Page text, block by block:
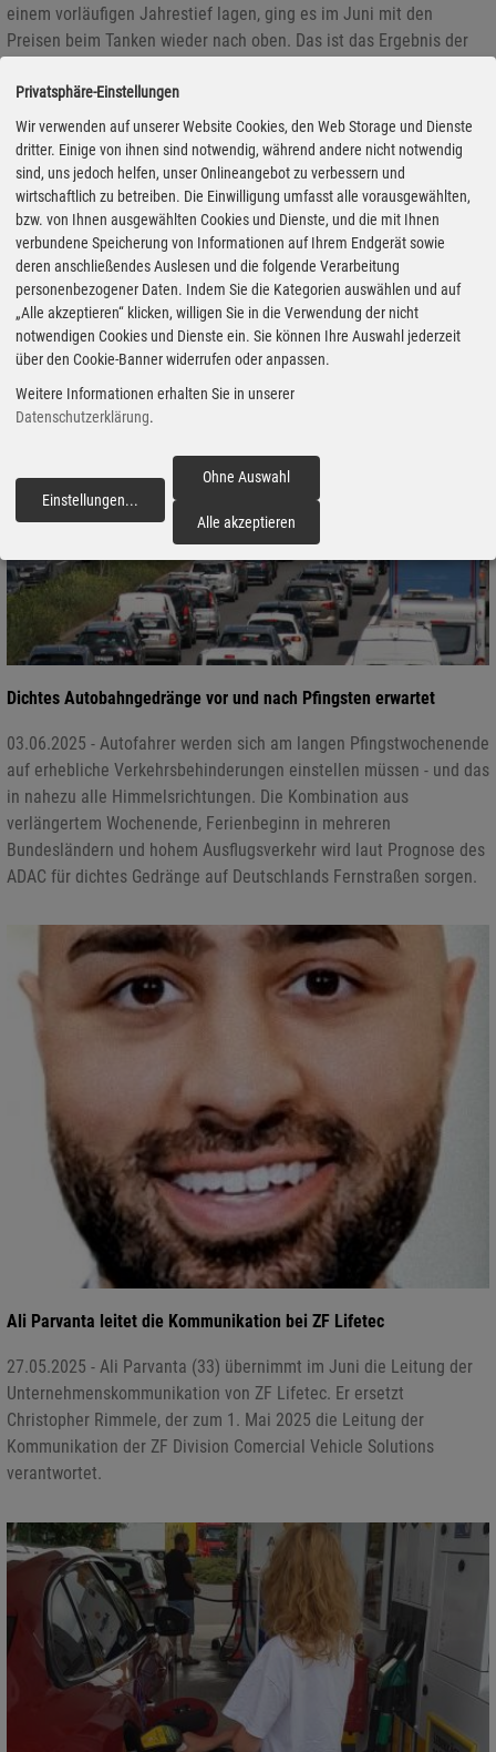
einem vorläufigen Jahrestief lagen, ging es im Juni mit den
Preisen beim Tanken wieder nach oben. Das ist das Ergebnis der
Monatsvergleich. Danach kostete ein Liter Super E10 im
Monatsmittel 1,684 Euro und damit 0,6 Cent mehr als im Vormonat.
Die Verteuerung bei Diesel fiel jedoch stärker aus: Der Preis für
einen Liter lag im Juni bei durchschnittlich 1,585 Euro nach 1,558
Euro im Mai, was einem Anstieg von 2,7 Cent entspricht. Die Bilanz
für die erste Jahreshälfte fällt im Vergleich zum Vorjahreszeitraum
laut ADAC jedoch positiv aus.
Dichtes Autobahngedränge vor und nach Pfingsten erwartet
03.06.2025 - Autofahrer werden sich am langen Pfingstwochenende
auf erhebliche Verkehrsbehinderungen einstellen müssen - und das
in nahezu alle Himmelsrichtungen. Die Kombination aus
verlängertem Wochenende, Ferienbeginn in mehreren
Bundesländern und hohem Ausflugsverkehr wird laut Prognose des
ADAC für dichtes Gedränge auf Deutschlands Fernstraßen sorgen.
Ali Parvanta leitet die Kommunikation bei ZF Lifetec
27.05.2025 - Ali Parvanta (33) übernimmt im Juni die Leitung der
Unternehmenskommunikation von ZF Lifetec. Er ersetzt
Christopher Rimmele, der zum 1. Mai 2025 die Leitung der
Kommunikation der ZF Division Comercial Vehicle Solutions
verantwortet.
Privatsphäre-Einstellungen
Wir verwenden auf unserer Website Cookies, den Web Storage und Dienste
dritter. Einige von ihnen sind notwendig, während andere nicht notwendig
sind, uns jedoch helfen, unser Onlineangebot zu verbessern und
wirtschaftlich zu betreiben. Die Einwilligung umfasst alle vorausgewählten,
bzw. von Ihnen ausgewählten Cookies und Dienste, und die mit Ihnen
verbundene Speicherung von Informationen auf Ihrem Endgerät sowie
deren anschließendes Auslesen und die folgende Verarbeitung
personenbezogener Daten. Indem Sie die Kategorien auswählen und auf
„Alle akzeptieren“ klicken, willigen Sie in die Verwendung der nicht
notwendigen Cookies und Dienste ein. Sie können Ihre Auswahl jederzeit
über den Cookie-Banner widerrufen oder anpassen.
Weitere Informationen erhalten Sie in unserer
Datenschutzerklärung.
Einstellungen...
Ohne Auswahl
Alle akzeptieren